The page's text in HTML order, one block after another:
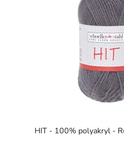
HIT - 100% polyakryl -